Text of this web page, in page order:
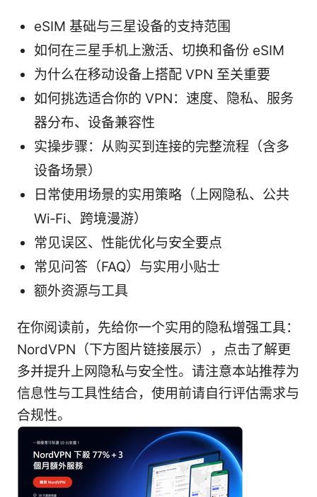
eSIM 基础与三星设备的支持范围
如何在三星手机上激活、切换和备份 eSIM
为什么在移动设备上搭配 VPN 至关重要
如何挑选适合你的 VPN：速度、隐私、服务
器分布、设备兼容性
实操步骤：从购买到连接的完整流程（含多
设备场景）
日常使用场景的实用策略（上网隐私、公共
Wi‑Fi、跨境漫游）
常见误区、性能优化与安全要点
常见问答（FAQ）与实用小贴士
额外资源与工具
在你阅读前，先给你一个实用的隐私增强工具：
NordVPN（下方图片链接展示），点击了解更
多并提升上网隐私与安全性。请注意本站推荐为
信息性与工具性结合，使用前请自行评估需求与
合规性。